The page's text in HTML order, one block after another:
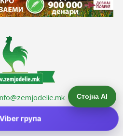
Стојна AI
Viber група